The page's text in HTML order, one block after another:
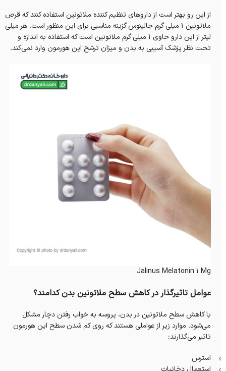
از این رو بهتر است از داروهای تنظیم کننده ملاتونین استفاده کنند که قرص
ملاتونین 1 میلی گرم جالینوس گزینه مناسبی برای این منظور است. هر میلی
لیتر از این دارو حاوی ۱ میلی گرم ملاتونین است که استفاده به اندازه و
تحت نظر پزشک آسیبی به بدن و میزان ترشح این هورمون وارد نمی‌کند.
Jalinus Melatonin 1 Mg
عوامل تاثیرگذار در کاهش سطح ملاتونین بدن کدامند؟
با کاهش سطح ملاتونین در بدن، پروسه به خواب رفتن دچار مشکل
می‌شود. موارد زیر از عواملی هستند که روی کم شدن سطح این هورمون
تاثیر می‌گذارند:
استرس